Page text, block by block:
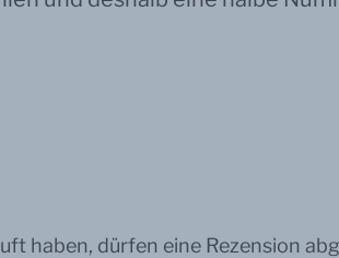
haben, dürfen eine Rezension